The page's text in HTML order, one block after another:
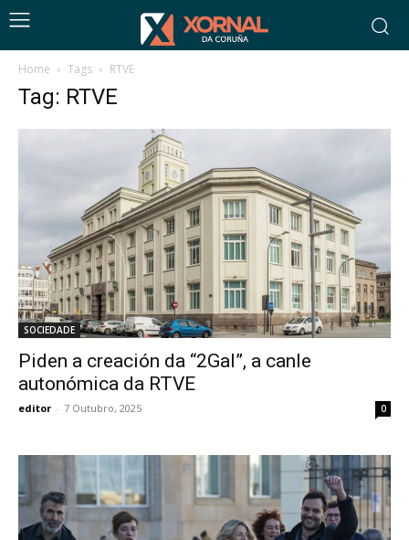
Home Tags RTVE
Tag: RTVE
SOCIEDADE
Piden a creación da “2Gal”, a canle
autonómica da RTVE
editor - 7 Outubro, 2025 0